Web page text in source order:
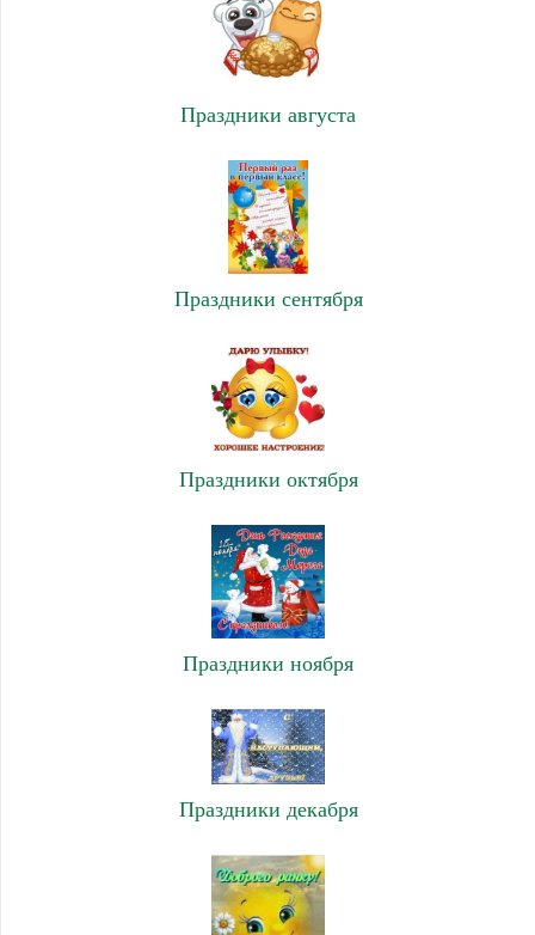
Праздники августа
Праздники сентября
Праздники октября
Праздники ноября
Праздники декабря